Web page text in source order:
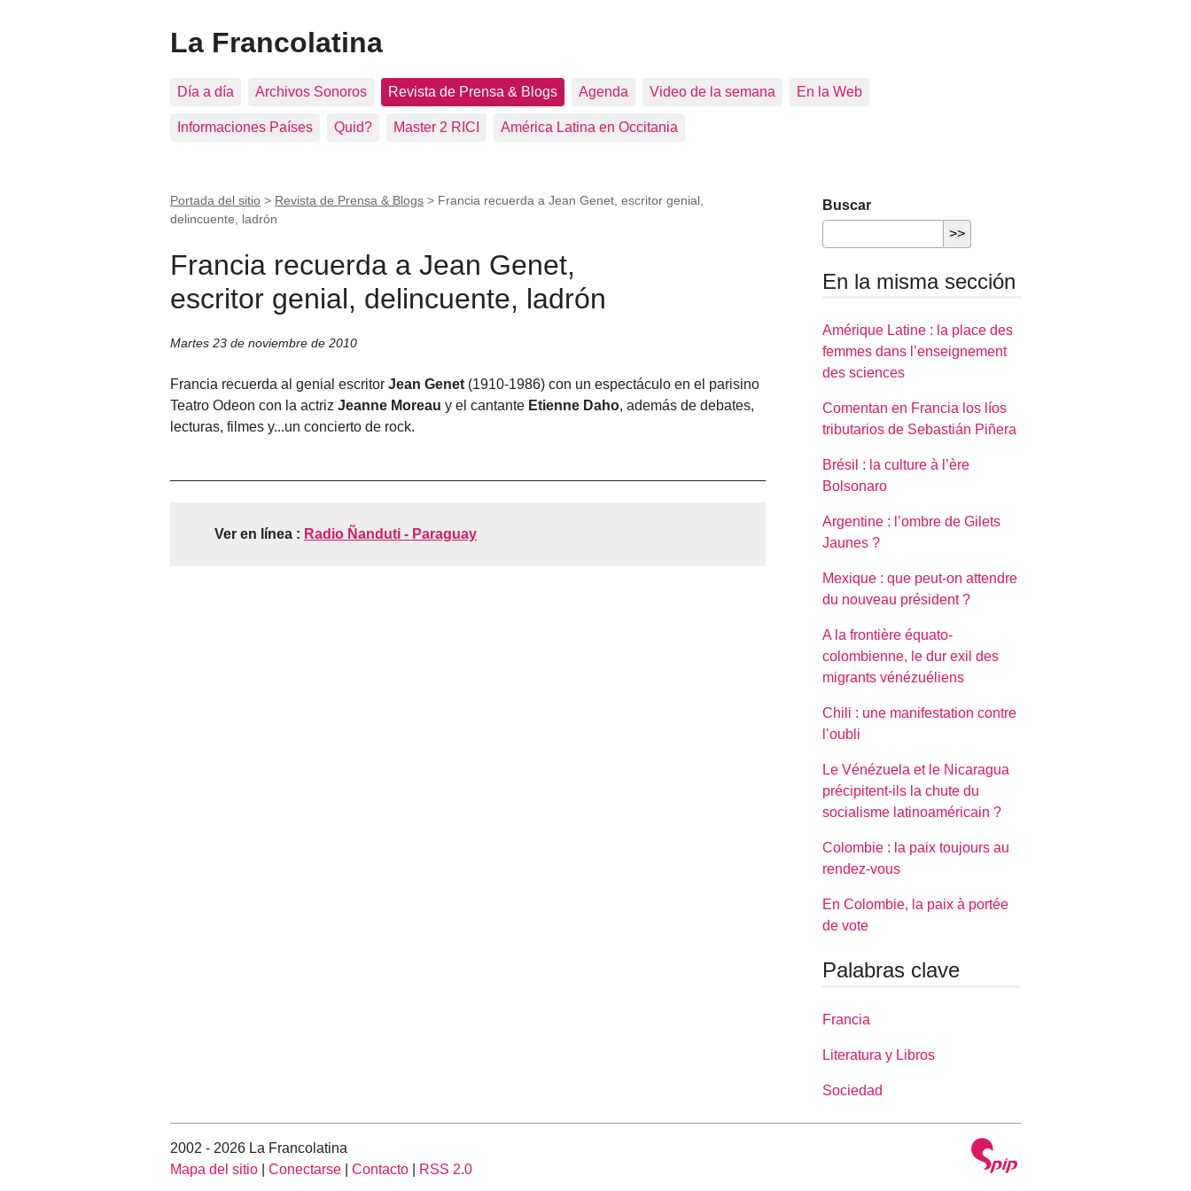
La Francolatina
Día a día Archivos Sonoros Revista de Prensa & Blogs Agenda Video de la semana En la Web
Informaciones Países Quid? Master 2 RICI América Latina en Occitania
Portada del sitio > Revista de Prensa & Blogs > Francia recuerda a Jean Genet, escritor genial,
delincuente, ladrón
Francia recuerda a Jean Genet,
escritor genial, delincuente, ladrón
Martes 23 de noviembre de 2010
Francia recuerda al genial escritor Jean Genet (1910-1986) con un espectáculo en el parisino
Teatro Odeon con la actriz Jeanne Moreau y el cantante Etienne Daho, además de debates,
lecturas, filmes y...un concierto de rock.
Ver en línea : Radio Ñanduti - Paraguay
Buscar
En la misma sección
Amérique Latine : la place des
femmes dans l’enseignement
des sciences
Comentan en Francia los líos
tributarios de Sebastián Piñera
Brésil : la culture à l’ère
Bolsonaro
Argentine : l’ombre de Gilets
Jaunes ?
Mexique : que peut-on attendre
du nouveau président ?
A la frontière équato-
colombienne, le dur exil des
migrants vénézuéliens
Chili : une manifestation contre
l’oubli
Le Vénézuela et le Nicaragua
précipitent-ils la chute du
socialisme latinoaméricain ?
Colombie : la paix toujours au
rendez-vous
En Colombie, la paix à portée
de vote
Palabras clave
Francia
Literatura y Libros
Sociedad
2002 - 2026 La Francolatina
Mapa del sitio
Conectarse Contacto RSS 2.0